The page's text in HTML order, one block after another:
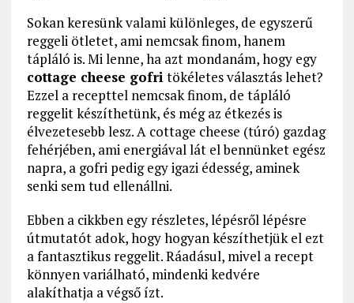
Sokan keresünk valami különleges, de egyszerű
reggeli ötletet, ami nemcsak finom, hanem
tápláló is. Mi lenne, ha azt mondanám, hogy egy
cottage cheese gofri tökéletes választás lehet?
Ezzel a recepttel nemcsak finom, de tápláló
reggelit készíthetünk, és még az étkezés is
élvezetesebb lesz. A cottage cheese (túró) gazdag
fehérjében, ami energiával lát el bennünket egész
napra, a gofri pedig egy igazi édesség, aminek
senki sem tud ellenállni.
Ebben a cikkben egy részletes, lépésről lépésre
útmutatót adok, hogy hogyan készíthetjük el ezt
a fantasztikus reggelit. Ráadásul, mivel a recept
könnyen variálható, mindenki kedvére
alakíthatja a végső ízt.